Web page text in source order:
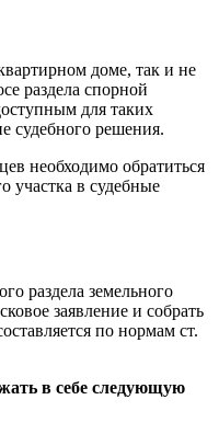
доме, так и не
раздела спорной
для таких
судебного решения.
необходимо обратиться
участка в судебные
раздела земельного
заявление и собрать
по нормам ст.
в себе следующую